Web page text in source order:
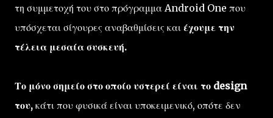
τη συμμετοχή του στο πρόγραμμα Android One που
υπόσχεται σίγουρες αναβαθμίσεις και έχουμε την
τέλεια μεσαία συσκευή.
Το μόνο σημείο στο οποίο υστερεί είναι το design
του, κάτι που φυσικά είναι υποκειμενικό, οπότε δεν